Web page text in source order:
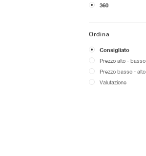
360
Ordina
Consigliato
Prezzo alto - basso
Prezzo basso - alto
Valutazione